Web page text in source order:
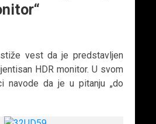
vest da je predstavljen
HDR monitor. U svom
navode da je u pitanju „do